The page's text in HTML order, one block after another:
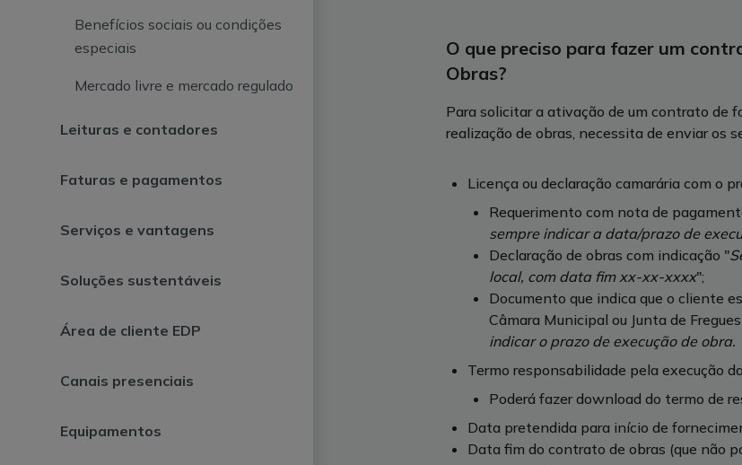
Benefícios sociais ou condições
especiais
Mercado livre e mercado regulado
Leituras e contadores
Faturas e pagamentos
Serviços e vantagens
Soluções sustentáveis
Área de cliente EDP
Canais presenciais
Equipamentos
O que preciso para fazer um
Obras?
Para solicitar a ativação de um contrato de
realização de obras, necessita de enviar os
Licença ou declaração camarária com o
Requerimento com nota de
sempre indicar a data/prazo de
Declaração de obras com indicação "
local, com data fim xx-xx-xxxx";
Documento que indica que o cliente
Câmara Municipal ou Junta de
indicar o prazo de execução de obra.
Termo responsabilidade pela execução
Poderá fazer download do termo de
Data pretendida para início de
Data fim do contrato de obras (que não